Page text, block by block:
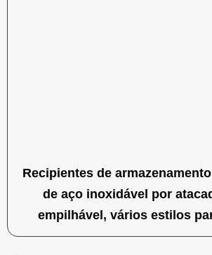
Recipientes de
de aço inoxidável por
empilhável, vários estilos